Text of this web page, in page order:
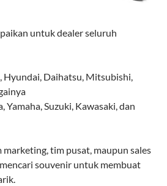
untuk dealer seluruh
Hyundai, Daihatsu, Mitsubishi,
Yamaha, Suzuki, Kawasaki, dan
tim pusat, maupun sales
souvenir untuk membuat